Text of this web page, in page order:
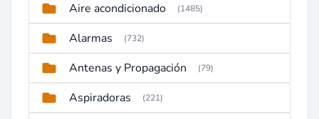
Aire acondicionado (1485)
Alarmas (732)
Antenas y Propagación (79)
Aspiradoras (221)